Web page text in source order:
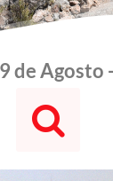
de Agosto